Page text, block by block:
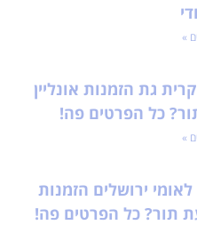
»
גת הזמנות אונליין
כל הפרטים פה!
»
ירושלים הזמנות
תור? כל הפרטים פה!